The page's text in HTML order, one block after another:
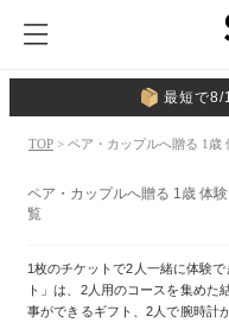
最短で8/
TOP > ペア・カップルへ贈る 1歳
ペア・カップルへ贈る 1歳 体
覧
1枚のチケットで2人一緒に体験
ト」は、2人用のコースを集めた
事ができるギフト、2人で腕時計